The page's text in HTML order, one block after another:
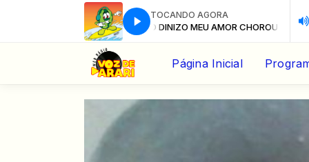
TOCANDO AGORA
MEU AMOR CHOROU • PAULO DINIZ O MEU AMOR CHOROU • PAULO
Página Inicial